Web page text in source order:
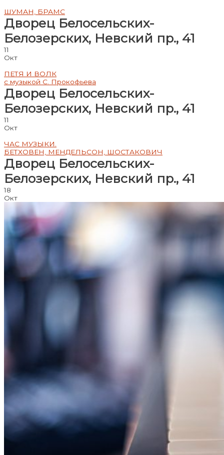
ШУМАН, БРАМС
Дворец Белосельских-
Белозерских, Невский пр., 41
11
Окт
ПЕТЯ И ВОЛК
с музыкой С. Прокофьева
Дворец Белосельских-
Белозерских, Невский пр., 41
11
Окт
ЧАС МУЗЫКИ.
БЕТХОВЕН, МЕНДЕЛЬСОН, ШОСТАКОВИЧ
Дворец Белосельских-
Белозерских, Невский пр., 41
18
Окт